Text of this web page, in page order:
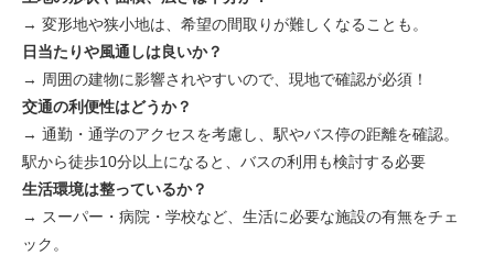
→ 変形地や狭小地は、希望の間取りが難しくなることも。
日当たりや風通しは良いか？
→ 周囲の建物に影響されやすいので、現地で確認が必須！
交通の利便性はどうか？
→ 通勤・通学のアクセスを考慮し、駅やバス停の距離を確認。
駅から徒歩10分以上になると、バスの利用も検討する必要
生活環境は整っているか？
→ スーパー・病院・学校など、生活に必要な施設の有無をチェ
ック。